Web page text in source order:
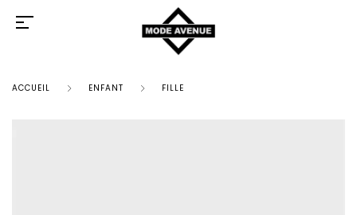
ACCUEIL ENFANT FILLE